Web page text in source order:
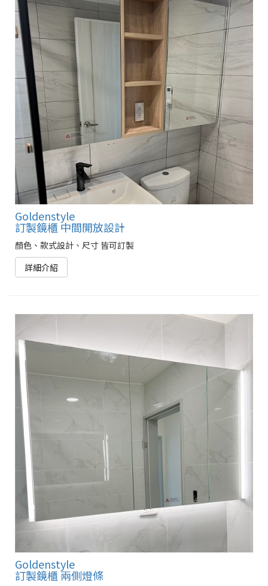
Goldenstyle
訂製鏡櫃 中間開放設計
顏色、款式設計、尺寸 皆可訂製
詳細介紹
Goldenstyle
訂製鏡櫃 兩側燈條